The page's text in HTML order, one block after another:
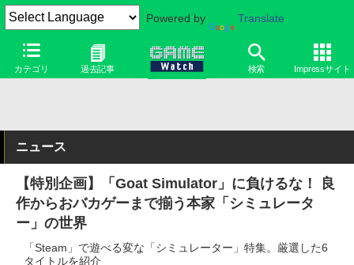
Powered by Translate
カテゴリ 過去記事 検索 Impressサイト
ニュース
【特別企画】「Goat Simulator」に負けるな！ 良
作からおバカゲーまで揃う本家「シミュレータ
ー」の世界
「Steam」で遊べる変な「シミュレーター」特集。厳選した6
タイトルを紹介